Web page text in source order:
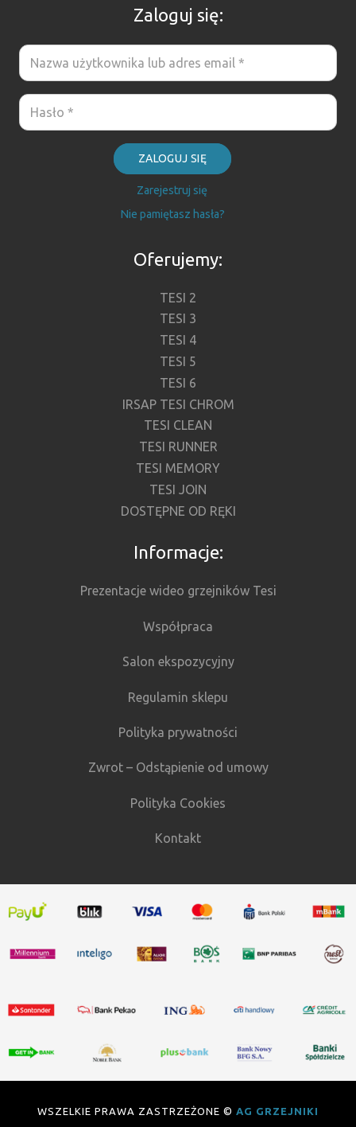
Zaloguj się:
ZALOGUJ SIĘ
Zarejestruj się
Nie pamiętasz hasła?
Oferujemy:
TESI 2
TESI 3
TESI 4
TESI 5
TESI 6
IRSAP TESI CHROM
TESI CLEAN
TESI RUNNER
TESI MEMORY
TESI JOIN
DOSTĘPNE OD RĘKI
Informacje:
Prezentacje wideo grzejników Tesi
Współpraca
Salon ekspozycyjny
Regulamin sklepu
Polityka prywatności
Zwrot – Odstąpienie od umowy
Polityka Cookies
Kontakt
WSZELKIE PRAWA ZASTRZEŻONE © AG GRZEJNIKI